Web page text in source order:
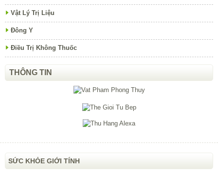
Vật Lý Trị Liệu
Đông Y
Điều Trị Không Thuốc
THÔNG TIN
SỨC KHỎE GIỚI TÍNH